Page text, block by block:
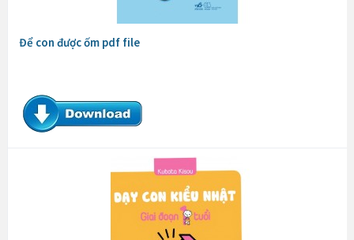
Để con được ốm pdf file